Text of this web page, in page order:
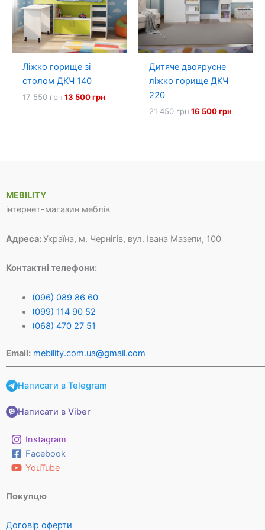
Ліжко горище зі
столом ДКЧ 140
17 550грн Оригінальна
13 500грнПоточна
Дитяче двоярусне
ліжко горище ДКЧ
220
21 450грн Оригінальна
16 500грнПоточна
MEBILITY
інтернет-магазин меблів
Адреса:Україна, м. Чернігів, вул. Івана Мазепи, 100
Контактні телефони:
(096) 089 86 60
(099) 114 90 52
(068) 470 27 51
Email: mebility.com.ua@gmail.com
Написати в Telegram
Написати в Viber
Instagram
Facebook
YouTube
Покупцю
Договір оферти